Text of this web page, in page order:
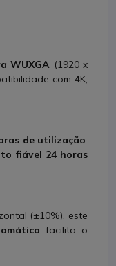
WUXGA (1920 x
com 4K,
de utilização
fiável 24 horas
(±10%), este
facilita o